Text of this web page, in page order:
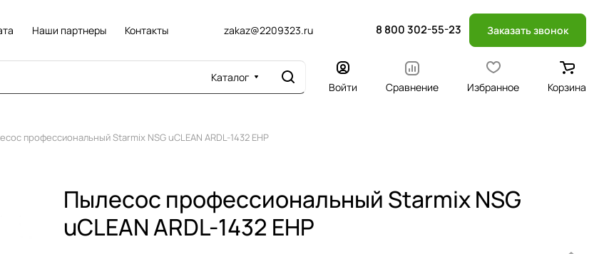
Наши партнеры Контакты zakaz@2209323.ru 8 800 302-55-23 Заказать звонок
Каталог
Войти Сравнение Избранное Корзина
профессиональный Starmix NSG uCLEAN ARDL-1432 EHP
Пылесос профессиональный Starmix NSG
uCLEAN ARDL-1432 EHP